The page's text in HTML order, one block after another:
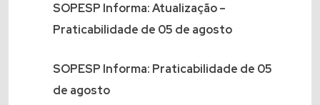
SOPESP Informa: Atualização –
Praticabilidade de 05 de agosto
SOPESP Informa: Praticabilidade de 05
de agosto